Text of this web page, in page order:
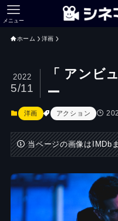
メニュー
ホーム 洋画
「 アンビ
ー
2022
5/11
洋画 アクション
当ページの画像はIMDb